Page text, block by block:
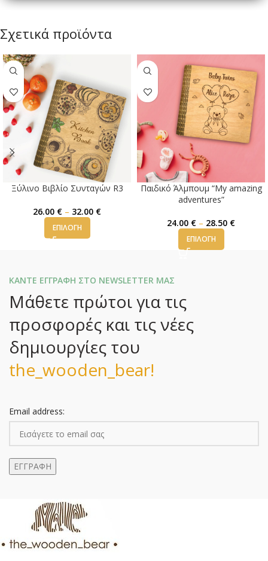
Σχετικά προϊόντα
Ξύλινο Βιβλίο Συνταγών R3
26.00 € – 32.00 €
ΕΠΙΛΟΓΉ
Παιδικό Άλμπουμ “My amazing
adventures”
24.00 € – 28.50 €
ΕΠΙΛΟΓΉ
ΚΑΝΤΕ ΕΓΓΡΑΦΗ ΣΤΟ NEWSLETTER ΜΑΣ
Μάθετε πρώτοι για τις
προσφορές και τις νέες
δημιουργίες του
the_wooden_bear!
Email address: